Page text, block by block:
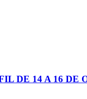
DE 14 A 16 DE